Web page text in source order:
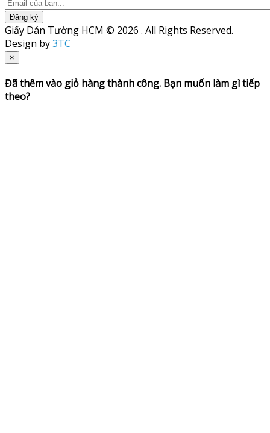
Đăng ký
Giấy Dán Tường HCM © 2026 . All Rights Reserved.
Design by3TC
×
Đã thêm vào giỏ hàng thành công. Bạn muốn làm gì tiếp
theo?